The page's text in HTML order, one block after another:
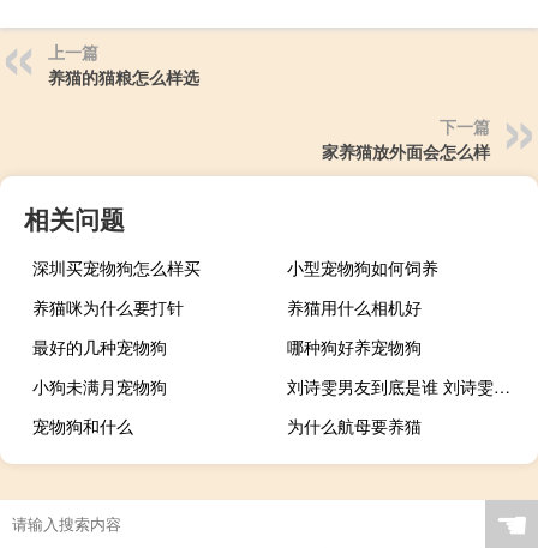
上一篇
养猫的猫粮怎么样选
下一篇
家养猫放外面会怎么样
相关问题
深圳买宠物狗怎么样买
小型宠物狗如何饲养
养猫咪为什么要打针
养猫用什么相机好
最好的几种宠物狗
哪种狗好养宠物狗
小狗未满月宠物狗
刘诗雯男友到底是谁 刘诗雯的现任男朋友是谁
宠物狗和什么
为什么航母要养猫
☚